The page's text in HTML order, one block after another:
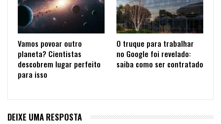
Vamos povoar outro
planeta? Cientistas
descobrem lugar perfeito
para isso
O truque para trabalhar
no Google foi revelado:
saiba como ser contratado
DEIXE UMA RESPOSTA